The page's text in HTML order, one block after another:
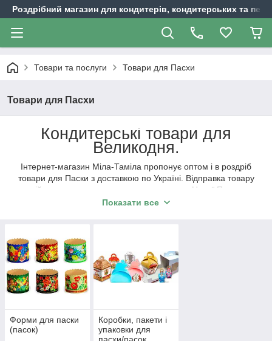
Роздрібний магазин для кондитерів, кондитерських та
Товари та послуги Товари для Пасхи
Товари для Пасхи
Кондитерські товари для
Великодня.
Інтернет-магазин Міла-Таміла пропонує оптом і в роздріб
товари для Паски з доставкою по Україні. Відправка товару
здійснюється в день замовлення силами Нової Пошти,
Укрпошти або іншим зручним для Вас способом.
Показати все
Форми для паски
(пасок)
Коробки, пакети і
упаковки для